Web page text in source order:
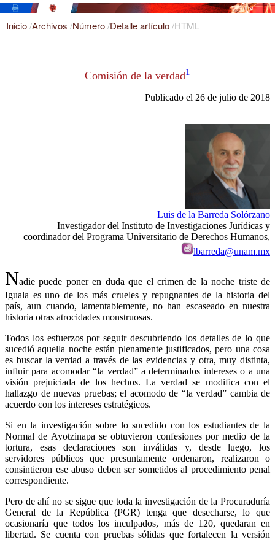
Inicio/Archivos /Número/Detalle artículo/HTML